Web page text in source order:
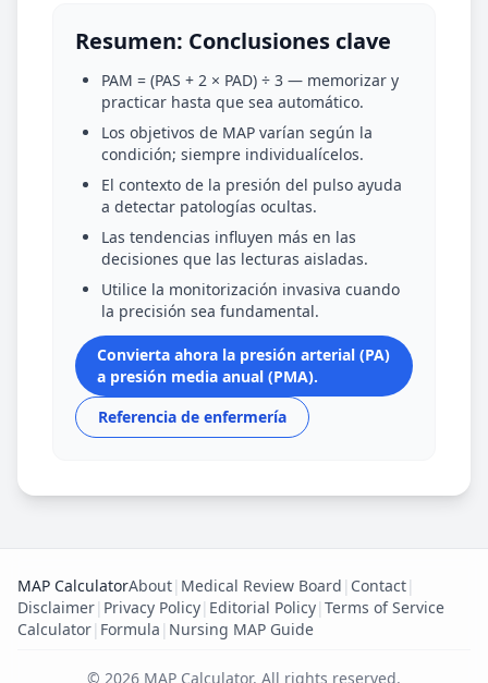
Resumen: Conclusiones clave
PAM = (PAS + 2 × PAD) ÷ 3 — memorizar y
practicar hasta que sea automático.
Los objetivos de MAP varían según la
condición; siempre individualícelos.
El contexto de la presión del pulso ayuda
a detectar patologías ocultas.
Las tendencias influyen más en las
decisiones que las lecturas aisladas.
Utilice la monitorización invasiva cuando
la precisión sea fundamental.
Convierta ahora la presión arterial (PA)
a presión media anual (PMA).
Referencia de enfermería
MAP CalculatorAbout| Medical Review Board | Contact|
Disclaimer| Privacy Policy| Editorial Policy| Terms of Service
Calculator| Formula | Nursing MAP Guide
© 2026 MAP Calculator. All rights reserved.